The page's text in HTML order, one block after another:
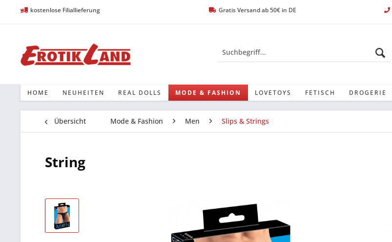
kostenlose Filiallieferung Gratis Versand ab 50€ in DE
HOME NEUHEITEN REAL DOLLS MODE & FASHION LOVETOYS FETISCH DROGERIE
Übersicht Mode & Fashion Men Slips & Strings
String